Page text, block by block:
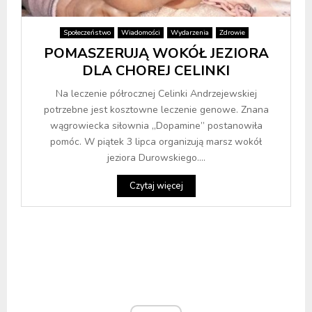
Społeczeństwo Wiadomości Wydarzenia Zdrowie
POMASZERUJĄ WOKÓŁ JEZIORA
DLA CHOREJ CELINKI
Na leczenie półrocznej Celinki Andrzejewskiej
potrzebne jest kosztowne leczenie genowe. Znana
wągrowiecka siłownia „Dopamine” postanowiła
pomóc. W piątek 3 lipca organizują marsz wokół
jeziora Durowskiego....
Czytaj więcej